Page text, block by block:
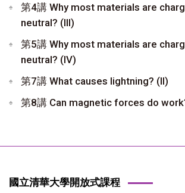
第4講 Why most materials are
neutral? (III)
第5講 Why most materials are
neutral? (IV)
第7講 What causes lightning? (II)
第8講 Can magnetic forces do
國立清華大學開放式課程